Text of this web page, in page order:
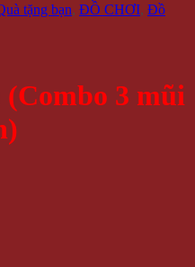
tặng bạn, ĐỒ CHƠI, Đồ
3 mũi